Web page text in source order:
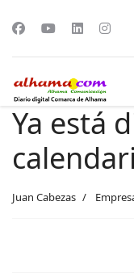
Ya está
Juan Cabezas